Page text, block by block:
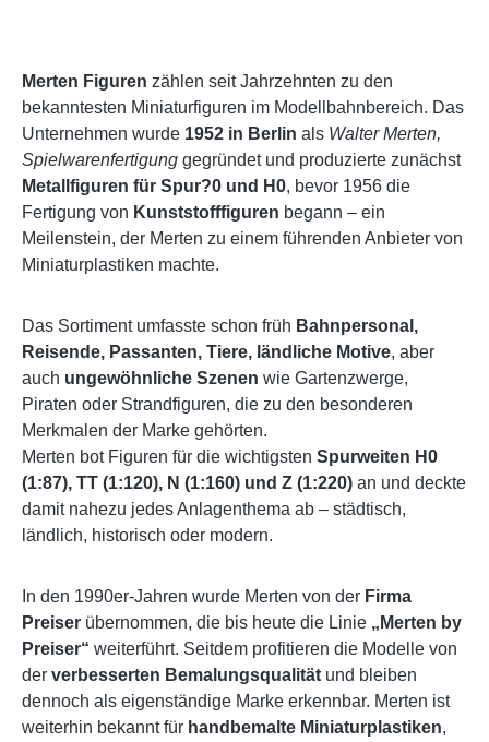
Merten Figuren zählen seit Jahrzehnten zu den
bekanntesten Miniaturfiguren im Modellbahnbereich. Das
Unternehmen wurde 1952 in Berlin als Walter Merten,
Spielwarenfertigung gegründet und produzierte zunächst
Metallfiguren für Spur?0 und H0, bevor 1956 die
Fertigung von Kunststofffiguren begann – ein
Meilenstein, der Merten zu einem führenden Anbieter von
Miniaturplastiken machte.
Das Sortiment umfasste schon früh Bahnpersonal,
Reisende, Passanten, Tiere, ländliche Motive, aber
auch ungewöhnliche Szenen wie Gartenzwerge,
Piraten oder Strandfiguren, die zu den besonderen
Merkmalen der Marke gehörten.
Merten bot Figuren für die wichtigsten Spurweiten H0
(1:87), TT (1:120), N (1:160) und Z (1:220) an und deckte
damit nahezu jedes Anlagenthema ab – städtisch,
ländlich, historisch oder modern.
In den 1990er-Jahren wurde Merten von der Firma
Preiser übernommen, die bis heute die Linie „Merten by
Preiser“ weiterführt. Seitdem profitieren die Modelle von
der verbesserten Bemalungsqualität und bleiben
dennoch als eigenständige Marke erkennbar. Merten ist
weiterhin bekannt für handbemalte Miniaturplastiken,